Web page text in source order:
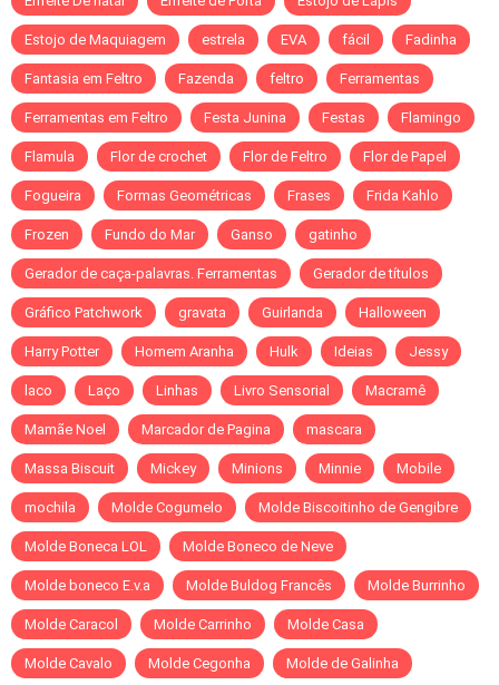
Estojo de Maquiagem estrela EVA fácil Fadinha
Fantasia em Feltro Fazenda feltro Ferramentas
Ferramentas em Feltro Festa Junina Festas Flamingo
Flamula Flor de crochet Flor de Feltro Flor de Papel
Fogueira Formas Geométricas Frases Frida Kahlo
Frozen Fundo do Mar Ganso gatinho
Gerador de caça-palavras. Ferramentas Gerador de títulos
Gráfico Patchwork gravata Guirlanda Halloween
Harry Potter Homem Aranha Hulk Ideias Jessy
laco Laço Linhas Livro Sensorial Macramê
Mamãe Noel Marcador de Pagina mascara
Massa Biscuit Mickey Minions Minnie Mobile
mochila Molde Cogumelo Molde Biscoitinho de Gengibre
Molde Boneca LOL Molde Boneco de Neve
Molde boneco E.v.a Molde Buldog Francês Molde Burrinho
Molde Caracol Molde Carrinho Molde Casa
Molde Cavalo Molde Cegonha Molde de Galinha